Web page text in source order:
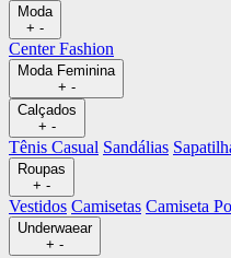
Moda
+ -
Center Fashion
Moda Feminina
+ -
Calçados
+ -
Tênis Casual Sandálias
Roupas
+ -
Vestidos Camisetas Camiseta
Underwaear
+ -